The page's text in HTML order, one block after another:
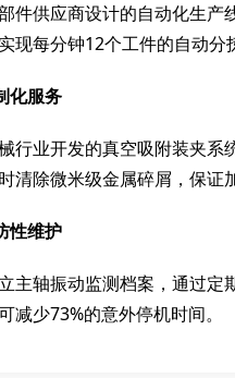
件供应商设计的自动化生
现每分钟12个工件的自动分
化服务
行业开发的真空吸附装夹
清除微米级金属碎屑，保证
性维护
主轴振动监测档案，通过
减少73%的意外停机时间。